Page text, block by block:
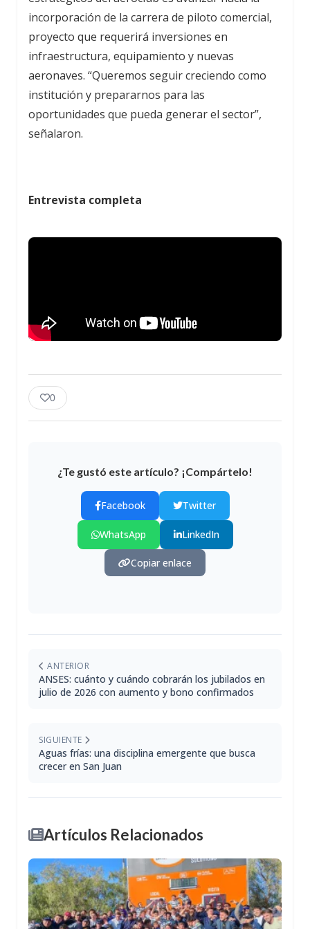
incorporación de la carrera de piloto comercial,
proyecto que requerirá inversiones en
infraestructura, equipamiento y nuevas
aeronaves. “Queremos seguir creciendo como
institución y prepararnos para las
oportunidades que pueda generar el sector”,
señalaron.
Entrevista completa
0
¿Te gustó este artículo? ¡Compártelo!
Facebook Twitter
WhatsApp LinkedIn
Copiar enlace
ANTERIOR
ANSES: cuánto y cuándo cobrarán los jubilados en
julio de 2026 con aumento y bono confirmados
SIGUIENTE
Aguas frías: una disciplina emergente que busca
crecer en San Juan
Artículos Relacionados